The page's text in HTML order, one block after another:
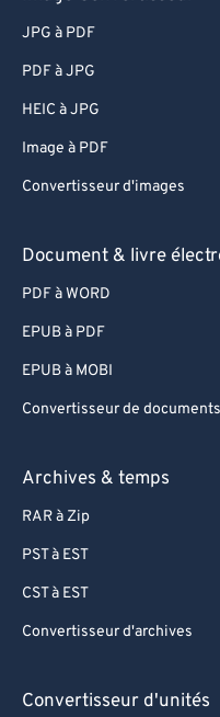
JPG à PDF
PDF à JPG
HEIC à JPG
Image à PDF
Convertisseur d'images
Document & livre
PDF à WORD
EPUB à PDF
EPUB à MOBI
Convertisseur de documents
Archives & temps
RAR à Zip
PST à EST
CST à EST
Convertisseur d'archives
Convertisseur d'unités